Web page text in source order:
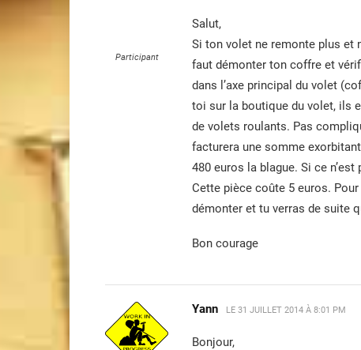
Participant
Salut,
Si ton volet ne remonte plus et
faut démonter ton coffre et
dans l’axe principal du volet
toi sur la boutique du volet, ils
de volets roulants. Pas
facturera une somme
480 euros la blague. Si ce
Cette pièce coûte 5 euros.
démonter et tu verras de suite
Bon courage
Yann LE 31 JUILLET 2014 À 8:01 PM
Bonjour,